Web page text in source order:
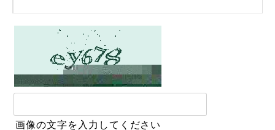
画像の文字を入力してください